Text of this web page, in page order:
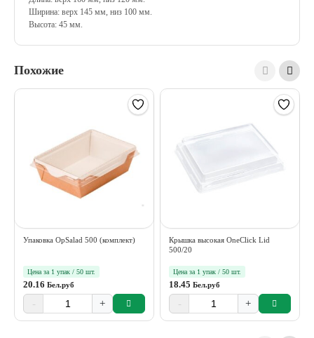
Ширина: верх 145 мм, низ 100 мм.
Высота: 45 мм.
Похожие
Упаковка OpSalad 500 (комплект)
Цена за 1 упак / 50 шт.
20.16 Бел.руб
- +
Крышка высокая OneClick Lid
500/20
Цена за 1 упак / 50 шт.
18.45 Бел.руб
- +